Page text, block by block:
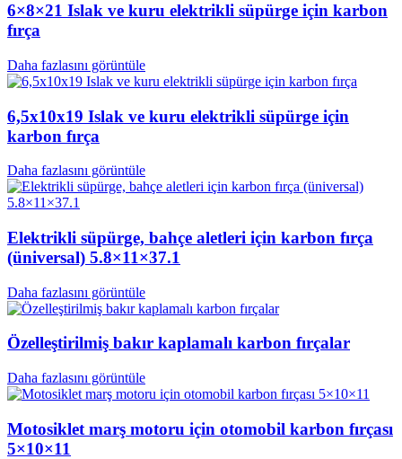
6×8×21 Islak ve kuru elektrikli süpürge için karbon
fırça
Daha fazlasını görüntüle
6,5x10x19 Islak ve kuru elektrikli süpürge için
karbon fırça
Daha fazlasını görüntüle
Elektrikli süpürge, bahçe aletleri için karbon fırça
(üniversal) 5.8×11×37.1
Daha fazlasını görüntüle
Özelleştirilmiş bakır kaplamalı karbon fırçalar
Daha fazlasını görüntüle
Motosiklet marş motoru için otomobil karbon fırçası
5×10×11